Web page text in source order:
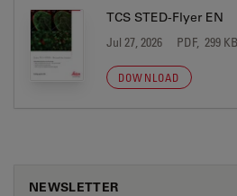
TCS STED-Flyer EN
Jul 27, 2026 PDF, 299 KB
DOWNLOAD
NEWSLETTER